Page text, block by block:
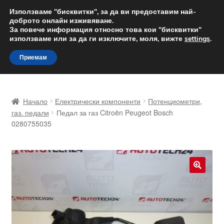
ДОСТАВКА от 12 лв.
Доставка по целия свят
Skip
to
navigation
Skip
to
content
Доставка по целия свят
Контакт
Начало Електрически компоненти
Потенциометри,
газ. педали
Педал за газ Citroën Peugeot Bosch
0280755035
Използваме "бисквитки", за да ви предоставим най-
доброто онлайн изживяване.
За повече информация относно това кои "бисквитки"
използваме или за да ги изключите, моля, вижте settings.
Приемам